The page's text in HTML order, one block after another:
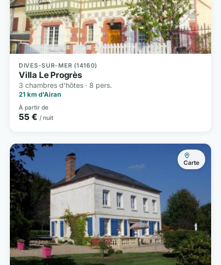
DIVES-SUR-MER (14160)
Villa Le Progrès
3 chambres d'hôtes · 8 pers.
21 km d'Airan
À partir de
55 € / nuit
Carte